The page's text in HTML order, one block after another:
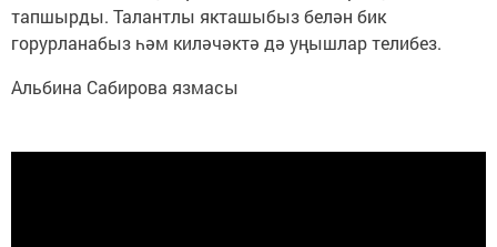
тапшырды. Талантлы якташыбыз белән бик
горурланабыз һәм киләчәктә дә уңышлар телибез.
Альбина Сабирова язмасы